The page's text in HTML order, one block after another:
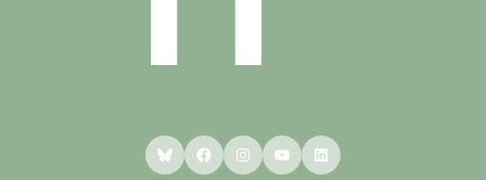
BlueskyFacebookInstagram
YouTubeLinkedIn